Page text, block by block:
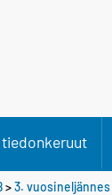
tiedonkeruut
>3. vuosineljännes